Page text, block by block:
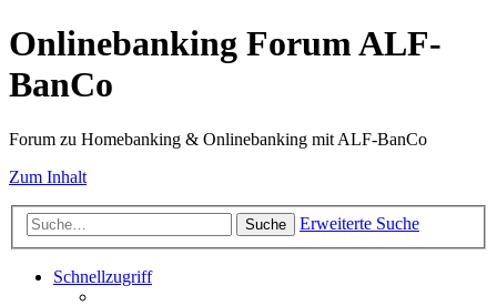
Onlinebanking Forum ALF-
BanCo
Forum zu Homebanking & Onlinebanking mit ALF-BanCo
Zum Inhalt
Suche Erweiterte Suche
Schnellzugriff